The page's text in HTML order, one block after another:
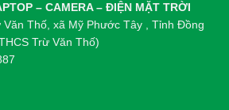
– CAMERA – ĐIỆN MẶT TRỜI
Thố, xã Mỹ Phước Tây , Tỉnh Đồng
Trừ Văn Thố)